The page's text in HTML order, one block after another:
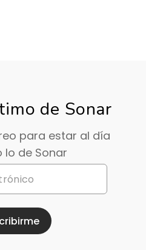
de Sonar
para estar al día
lo de Sonar